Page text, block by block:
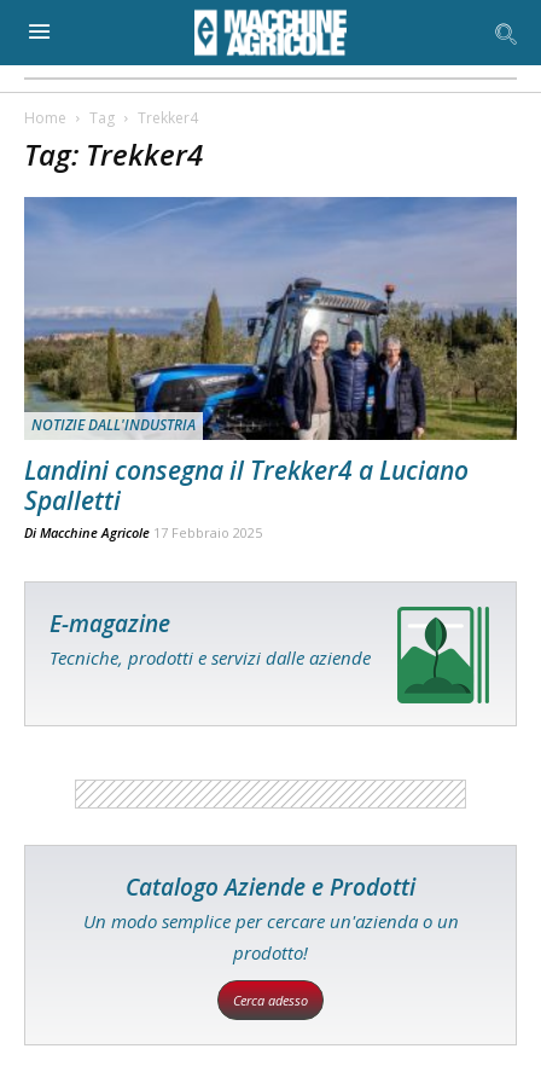
Home Tag Trekker4
Tag: Trekker4
NOTIZIE DALL'INDUSTRIA
Landini consegna il Trekker4 a Luciano
Spalletti
Di Macchine Agricole 17 Febbraio 2025
E-magazine
Tecniche, prodotti e servizi dalle aziende
Catalogo Aziende e Prodotti
Un modo semplice per cercare un'azienda o un
prodotto!
Cerca adesso